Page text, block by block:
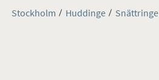
Stockholm Huddinge Snättringe